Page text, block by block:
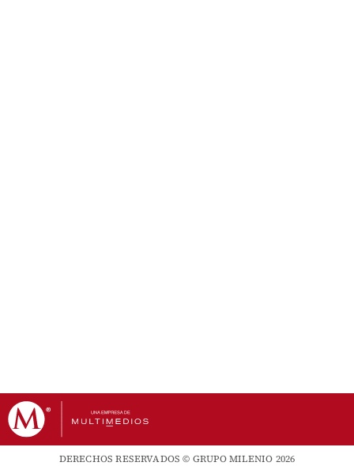
DERECHOS RESERVADOS © GRUPO MILENIO 2026